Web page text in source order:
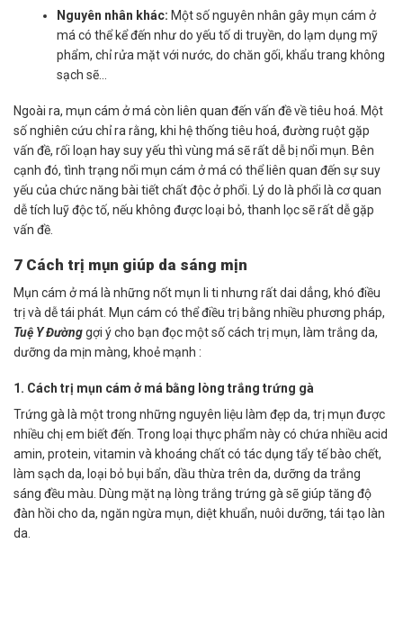
Nguyên nhân khác: Một số nguyên nhân gây mụn cám ở
má có thể kể đến như do yếu tố di truyền, do lạm dụng mỹ
phẩm, chỉ rửa mặt với nước, do chăn gối, khẩu trang không
sạch sẽ…
Ngoài ra, mụn cám ở má còn liên quan đến vấn đề về tiêu hoá. Một
số nghiên cứu chỉ ra rằng, khi hệ thống tiêu hoá, đường ruột gặp
vấn đề, rối loạn hay suy yếu thì vùng má sẽ rất dễ bị nổi mụn. Bên
cạnh đó, tình trạng nổi mụn cám ở má có thể liên quan đến sự suy
yếu của chức năng bài tiết chất độc ở phổi. Lý do là phổi là cơ quan
dễ tích luỹ độc tố, nếu không được loại bỏ, thanh lọc sẽ rất dễ gặp
vấn đề.
7 Cách trị mụn giúp da sáng mịn
Mụn cám ở má là những nốt mụn li ti nhưng rất dai dẳng, khó điều
trị và dễ tái phát. Mụn cám có thể điều trị bằng nhiều phương pháp,
Tuệ Y Đườnggợi ý cho bạn đọc một số cách trị mụn, làm trắng da,
dưỡng da mịn màng, khoẻ mạnh :
1. Cách trị mụn cám ở má bằng lòng trắng trứng gà
Trứng gà là một trong những nguyên liệu làm đẹp da, trị mụn được
nhiều chị em biết đến. Trong loại thực phẩm này có chứa nhiều acid
amin, protein, vitamin và khoáng chất có tác dụng tẩy tế bào chết,
làm sạch da, loại bỏ bụi bẩn, dầu thừa trên da, dưỡng da trắng
sáng đều màu. Dùng mặt nạ lòng trắng trứng gà sẽ giúp tăng độ
đàn hồi cho da, ngăn ngừa mụn, diệt khuẩn, nuôi dưỡng, tái tạo làn
da.